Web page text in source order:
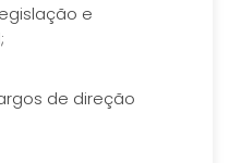
e
de direção